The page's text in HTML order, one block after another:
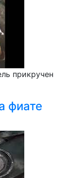
прикручен
фиате